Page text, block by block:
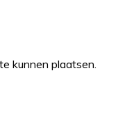
kunnen plaatsen.